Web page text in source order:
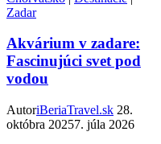
Zadar
Akvárium v zadare:
Fascinujúci svet pod
vodou
AutoriBeriaTravel.sk 28.
októbra 20257. júla 2026